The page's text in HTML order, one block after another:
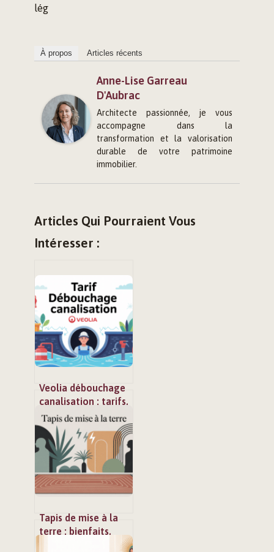
lég
À propos Articles récents
Anne-Lise Garreau
D'Aubrac
Architecte passionnée, je vous
accompagne dans la
transformation et la valorisation
durable de votre patrimoine
immobilier.
Articles Qui Pourraient Vous
Intéresser :
Veolia débouchage
canalisation : tarifs,
options et
alternatives claires
Tapis de mise à la
terre : bienfaits,